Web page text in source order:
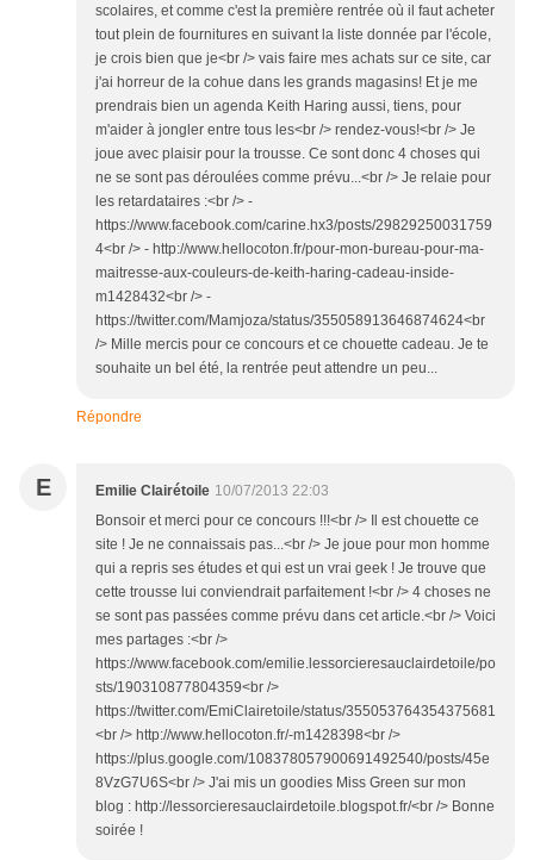
scolaires, et comme c'est la première rentrée où il faut acheter
tout plein de fournitures en suivant la liste donnée par l'école,
je crois bien que je<br /> vais faire mes achats sur ce site, car
j'ai horreur de la cohue dans les grands magasins! Et je me
prendrais bien un agenda Keith Haring aussi, tiens, pour
m'aider à jongler entre tous les<br /> rendez-vous!<br /> Je
joue avec plaisir pour la trousse. Ce sont donc 4 choses qui
ne se sont pas déroulées comme prévu...<br /> Je relaie pour
les retardataires :<br /> -
https://www.facebook.com/carine.hx3/posts/29829250031759
4<br /> - http://www.hellocoton.fr/pour-mon-bureau-pour-ma-
maitresse-aux-couleurs-de-keith-haring-cadeau-inside-
m1428432<br /> -
https://twitter.com/Mamjoza/status/355058913646874624<br
/> Mille mercis pour ce concours et ce chouette cadeau. Je te
souhaite un bel été, la rentrée peut attendre un peu...
Répondre
E Emilie Clairétoile 10/07/2013 22:03
Bonsoir et merci pour ce concours !!!<br /> Il est chouette ce
site ! Je ne connaissais pas...<br /> Je joue pour mon homme
qui a repris ses études et qui est un vrai geek ! Je trouve que
cette trousse lui conviendrait parfaitement !<br /> 4 choses ne
se sont pas passées comme prévu dans cet article.<br /> Voici
mes partages :<br />
https://www.facebook.com/emilie.lessorcieresauclairdetoile/po
sts/190310877804359<br />
https://twitter.com/EmiClairetoile/status/355053764354375681
<br /> http://www.hellocoton.fr/-m1428398<br />
https://plus.google.com/108378057900691492540/posts/45e
8VzG7U6S<br /> J'ai mis un goodies Miss Green sur mon
blog : http://lessorcieresauclairdetoile.blogspot.fr/<br /> Bonne
soirée !